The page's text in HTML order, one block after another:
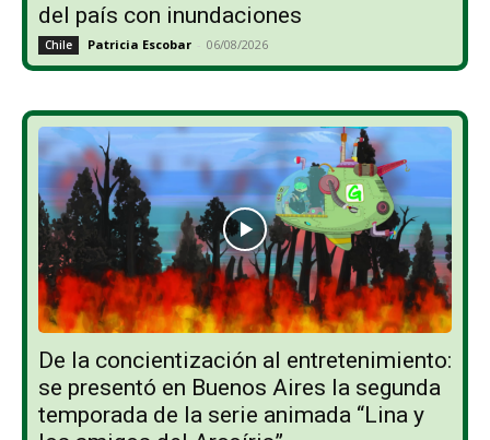
del país con inundaciones
Chile Patricia Escobar - 06/08/2026
De la concientización al entretenimiento:
se presentó en Buenos Aires la segunda
temporada de la serie animada “Lina y